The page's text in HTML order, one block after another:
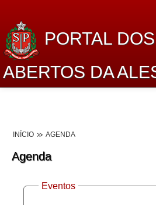
PORTAL
ABERTOS DA
Lei de Acesso à Informação
Dados Governamentais Abertos
INÍCIO AGENDA
Agenda
Eventos